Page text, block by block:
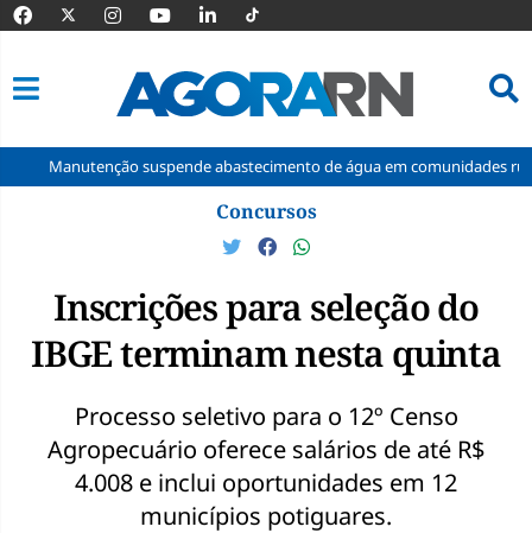
suspende abastecimento de água em comunidades rurais de
Concursos
Inscrições para seleção do
IBGE terminam nesta quinta
Processo seletivo para o 12º Censo
Agropecuário oferece salários de até R$
4.008 e inclui oportunidades em 12
municípios potiguares.